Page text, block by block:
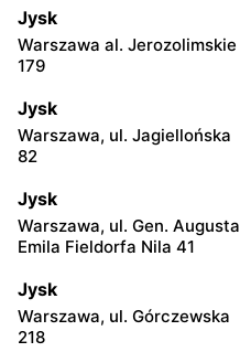
Jysk
Warszawa al. Jerozolimskie
179
Jysk
Warszawa, ul. Jagiellońska
82
Jysk
Warszawa, ul. Gen. Augusta
Emila Fieldorfa Nila 41
Jysk
Warszawa, ul. Górczewska
218